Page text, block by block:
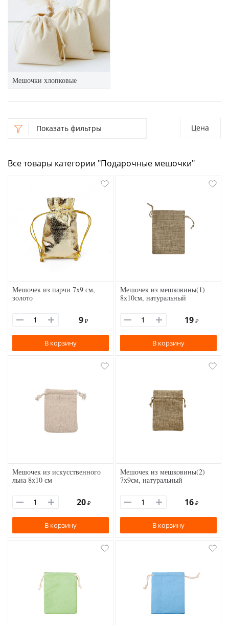
Мешочки хлопковые
Показать фильтры
Все товары категории "Подарочные мешочки"
Цена
Мешочек из парчи 7х9 см,
золото
9 ₽
В корзину
Мешочек из мешковины(1)
8х10см, натуральный
19 ₽
В корзину
Мешочек из искусственного
льна 8х10 см
20 ₽
В корзину
Мешочек из мешковины(2)
7х9см, натуральный
16 ₽
В корзину